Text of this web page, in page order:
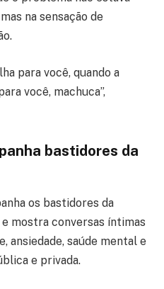
na sensação de
para você, quando a
você, machuca”,
bastidores da
os bastidores da
mostra conversas íntimas
ansiedade, saúde mental e
e privada.